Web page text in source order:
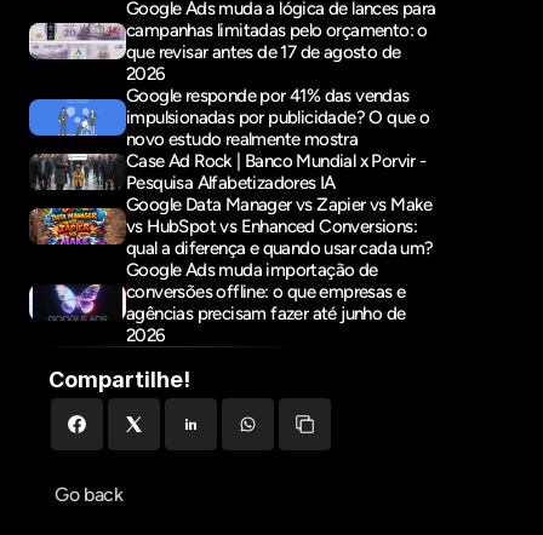
Google Ads muda a lógica de lances para
campanhas limitadas pelo orçamento: o
que revisar antes de 17 de agosto de
2026
Google responde por 41% das vendas
impulsionadas por publicidade? O que o
novo estudo realmente mostra
Case Ad Rock | Banco Mundial x Porvir -
Pesquisa Alfabetizadores IA
Google Data Manager vs Zapier vs Make
vs HubSpot vs Enhanced Conversions:
qual a diferença e quando usar cada um?
Google Ads muda importação de
conversões offline: o que empresas e
agências precisam fazer até junho de
2026
Compartilhe!
Go back